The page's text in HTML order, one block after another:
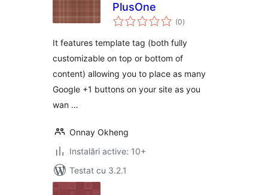
PlusOne
(0total
aprecieri
)
It features template tag (both fully
customizable on top or bottom of
content) allowing you to place as many
Google +1 buttons on your site as you
wan …
Onnay Okheng
Instalări active: 10+
Testat cu 3.2.1